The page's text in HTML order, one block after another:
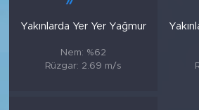
Yakınlarda Yer Yer Yağmur
Nem: %62
Rüzgar: 2.69 m/s